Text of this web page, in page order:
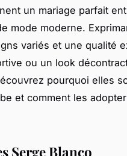
un mariage parfait
mode moderne.
variés et une qualité
ou un look
pourquoi elles
et comment les
Serge Blanco